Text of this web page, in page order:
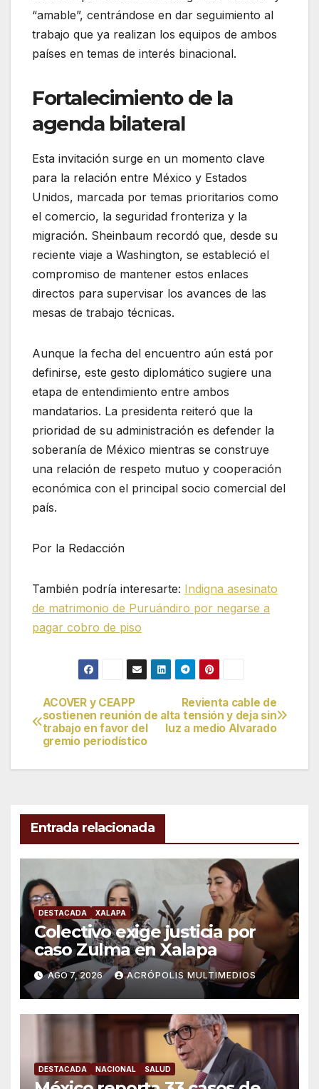
“amable”, centrándose en dar seguimiento al
trabajo que ya realizan los equipos de ambos
países en temas de interés binacional.
Fortalecimiento de la
agenda bilateral
Esta invitación surge en un momento clave
para la relación entre México y Estados
Unidos, marcada por temas prioritarios como
el comercio, la seguridad fronteriza y la
migración. Sheinbaum recordó que, desde su
reciente viaje a Washington, se estableció el
compromiso de mantener estos enlaces
directos para supervisar los avances de las
mesas de trabajo técnicas.
Aunque la fecha del encuentro aún está por
definirse, este gesto diplomático sugiere una
etapa de entendimiento entre ambos
mandatarios. La presidenta reiteró que la
prioridad de su administración es defender la
soberanía de México mientras se construye
una relación de respeto mutuo y cooperación
económica con el principal socio comercial del
país.
Por la Redacción
También podría interesarte: Indigna asesinato
de matrimonio de Puruándiro por negarse a
pagar cobro de piso
Navegación
de
entradas
Revienta cable de
alta tensión y deja sin
luz a medio Alvarado
ACOVER y CEAPP
sostienen reunión de
trabajo en favor del
gremio periodístico
Entrada relacionada
DESTACADA XALAPA
Colectivo exige justicia por
caso Zulma en Xalapa
AGO 7, 2026 ACRÓPOLIS MULTIMEDIOS
DESTACADA NACIONAL SALUD